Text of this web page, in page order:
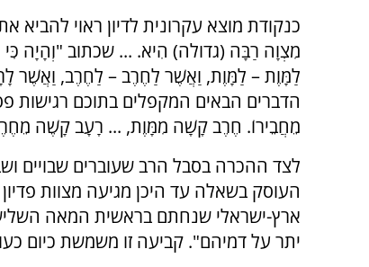
כנקודת מוצא עקרונית לדיון ראוי
מִצְוָה רַבָּה (גדולה) הִיא. ... שכתוב "וְהָיָה
לַמָּוֶת – לַמָּוֶת, וַאֲשֶׁר לַחֶרֶב – לַחֶרֶב, וַאֲשֶׁר
הדברים הבאים המקפלים בתוכם רגישות
מֵחֲבֵירוֹ. חֶרֶב קָשָׁה מִמָּוֶת, ... רָעָב קָשֶׁה
לצד ההכרה בסבל הרב שעוברים שבויים
העוסק בשאלה עד היכן מגיעה מצוות
ארץ-ישראלי שנחתם בראשית המאה
יתר על דמיהם". קביעה זו משמשת כיום